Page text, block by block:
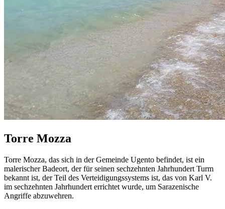
Torre Mozza
Torre Mozza, das sich in der Gemeinde Ugento befindet, ist ein
malerischer Badeort, der für seinen sechzehnten Jahrhundert Turm
bekannt ist, der Teil des Verteidigungssystems ist, das von Karl V.
im sechzehnten Jahrhundert errichtet wurde, um Sarazenische
Angriffe abzuwehren.